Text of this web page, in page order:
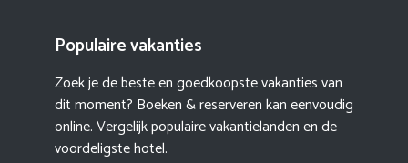
Populaire vakanties
Zoek je de beste en goedkoopste vakanties van
dit moment? Boeken & reserveren kan eenvoudig
online. Vergelijk populaire vakantielanden en de
voordeligste hotel.